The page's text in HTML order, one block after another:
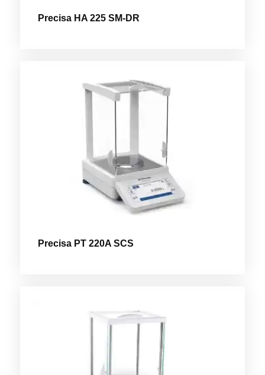
Precisa HA 225 SM-DR
Precisa PT 220A SCS